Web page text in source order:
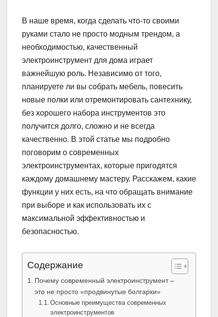
В наше время, когда сделать что-то своими
руками стало не просто модным трендом, а
необходимостью, качественный
электроинструмент для дома играет
важнейшую роль. Независимо от того,
планируете ли вы собрать мебель, повесить
новые полки или отремонтировать сантехнику,
без хорошего набора инструментов это
получится долго, сложно и не всегда
качественно. В этой статье мы подробно
поговорим о современных
электроинструментах, которые пригодятся
каждому домашнему мастеру. Расскажем, какие
функции у них есть, на что обращать внимание
при выборе и как использовать их с
максимальной эффективностью и
безопасностью.
Содержание
Почему современный электроинструмент –
это не просто «продвинутые болгарки»
Основные преимущества современных
электроинструментов